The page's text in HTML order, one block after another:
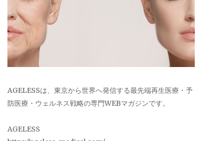
AGELESSは、東京から世界へ発信する最先端再生医療・予
防医療・ウェルネス戦略の専門WEBマガジンです。
AGELESS